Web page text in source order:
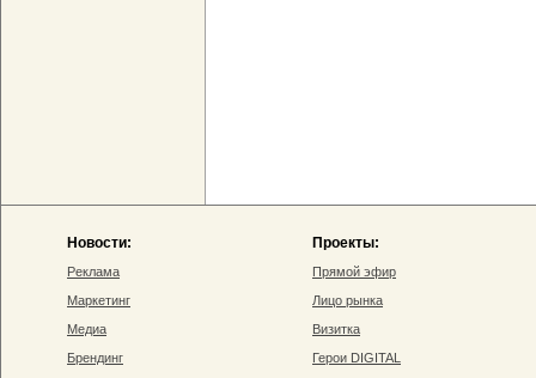
Новости:
Реклама
Маркетинг
Медиа
Брендинг
Проекты:
Прямой эфир
Лицо рынка
Визитка
Герои DIGITAL